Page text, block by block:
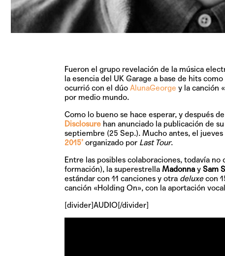
Fueron el grupo revelación de la música
la esencia del UK Garage a base de hits
ocurrió con el dúo AlunaGeorge y la canción
por medio mundo.
Como lo bueno se hace esperar, y después
Disclosurehan anunciado la publicación de
septiembre (25 Sep.). Mucho antes, el
2015’ organizado por Last Tour.
Entre las posibles colaboraciones, todavía
formación), la superestrella Madonnay Sam
estándar con 11 canciones y otra deluxecon
canción «Holding On», con la aportación
[divider]AUDIO[/divider]